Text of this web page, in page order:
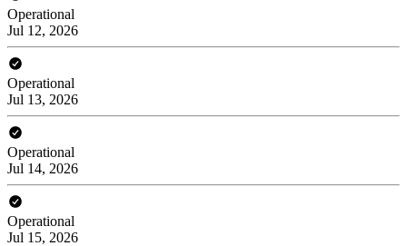
Operational
Jul 12, 2026
Operational
Jul 13, 2026
Operational
Jul 14, 2026
Operational
Jul 15, 2026